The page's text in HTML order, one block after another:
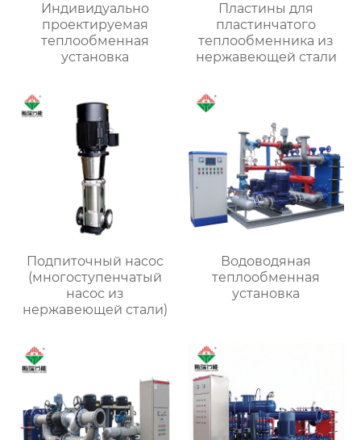
Индивидуально
проектируемая
теплообменная
установка
Пластины для
пластинчатого
теплообменника из
нержавеющей стали
Подпиточный насос
(многоступенчатый
насос из
нержавеющей стали)
Водоводяная
теплообменная
установка